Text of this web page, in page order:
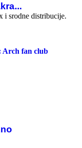
i srodne distribucije.
Arch fan club